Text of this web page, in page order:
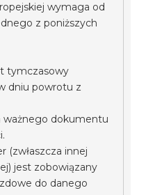
wymaga od
z poniższych
tymczasowy
dniu powrotu z
ważnego dokumentu
(zwłaszcza innej
jest zobowiązany
do danego